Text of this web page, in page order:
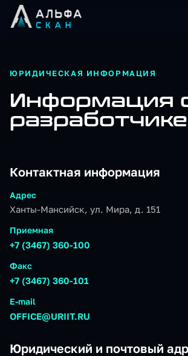
ЮРИДИЧЕСКАЯ ИНФОРМАЦИЯ
Информация
разработчике
Контактная информация
Адрес
Ханты-Мансийск, ул. Мира, д. 151
Приемная
+7 (3467) 360-100
Факс
+7 (3467) 360-101
E-mail
OFFICE@URIIT.RU
Юридический и почтовый